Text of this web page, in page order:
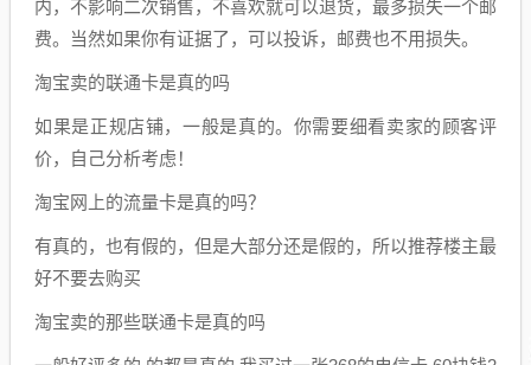
内，不影响二次销售，不喜欢就可以退货，最多损失一个邮
费。当然如果你有证据了，可以投诉，邮费也不用损失。
淘宝卖的联通卡是真的吗
如果是正规店铺，一般是真的。你需要细看卖家的顾客评
价，自己分析考虑！
淘宝网上的流量卡是真的吗？
有真的，也有假的，但是大部分还是假的，所以推荐楼主最
好不要去购买
淘宝卖的那些联通卡是真的吗